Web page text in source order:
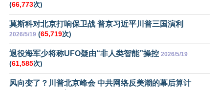
(66,773次)
莫斯科对北京打响保卫战 普京习近平川普三国演利
2026/5/19 (65,719次)
退役海军少将称UFO疑由“非人类智能”操控 2026/5/19
(61,585次)
风向变了？川普北京峰会 中共网络反美潮的幕后算计